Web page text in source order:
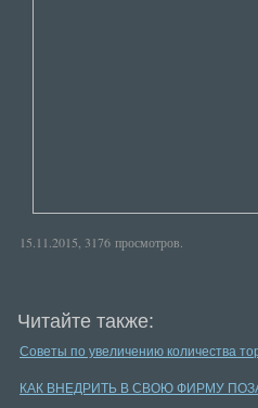
15.11.2015, 3176 просмотров.
Читайте также:
Советы по увеличению количества
КАК ВНЕДРИТЬ В СВОЮ ФИРМУ